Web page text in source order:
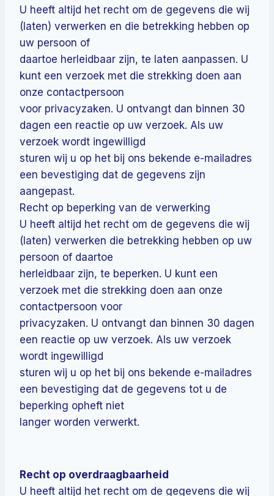
U heeft altijd het recht om de gegevens die wij
(laten) verwerken en die betrekking hebben op
uw persoon of
daartoe herleidbaar zijn, te laten aanpassen. U
kunt een verzoek met die strekking doen aan
onze contactpersoon
voor privacyzaken. U ontvangt dan binnen 30
dagen een reactie op uw verzoek. Als uw
verzoek wordt ingewilligd
sturen wij u op het bij ons bekende e-mailadres
een bevestiging dat de gegevens zijn
aangepast.
Recht op beperking van de verwerking
U heeft altijd het recht om de gegevens die wij
(laten) verwerken die betrekking hebben op uw
persoon of daartoe
herleidbaar zijn, te beperken. U kunt een
verzoek met die strekking doen aan onze
contactpersoon voor
privacyzaken. U ontvangt dan binnen 30 dagen
een reactie op uw verzoek. Als uw verzoek
wordt ingewilligd
sturen wij u op het bij ons bekende e-mailadres
een bevestiging dat de gegevens tot u de
beperking opheft niet
langer worden verwerkt.
Recht op overdraagbaarheid
U heeft altijd het recht om de gegevens die wij